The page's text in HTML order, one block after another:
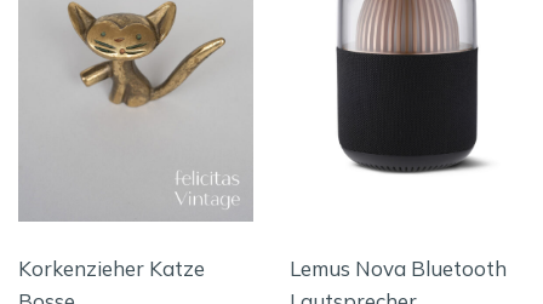
Korkenzieher Katze
Lemus Nova Bluetooth